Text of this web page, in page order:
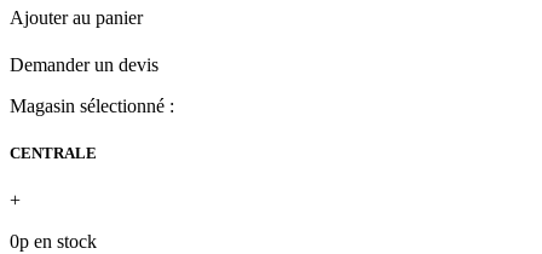
Ajouter au panier
Demander un devis
Magasin sélectionné :
CENTRALE
+
0p en stock